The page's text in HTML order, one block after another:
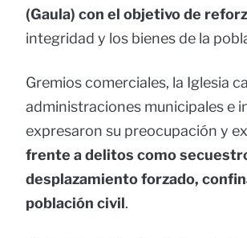
(Gaula) con el objetivo de
integridad y los bienes de la
Gremios comerciales, la Iglesia
administraciones municipales e
expresaron su preocupación y
frente a delitos como
desplazamiento forzado,
población civil.